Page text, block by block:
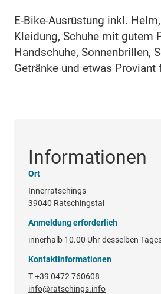
E-Bike-Ausrüstung inkl.
Kleidung, Schuhe mit gutem
Handschuhe, Sonnenbrillen,
Getränke und etwas Proviant
Informationen
Ort
Innerratschings
39040 Ratschingstal
Anmeldung erforderlich
innerhalb 10.00 Uhr desselben
Kontaktinformationen
T+39 0472 760608
info@ratschings.info